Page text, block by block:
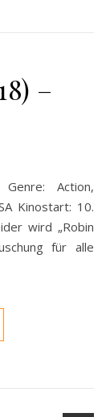
–
Kinostart: 10.
wird „Robin
für alle